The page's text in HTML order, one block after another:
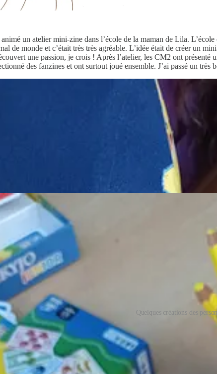
un atelier mini-zine dans l’école de la maman de Lila.
de monde et c’était très très agréable. L’idée était de créer un
une passion, je crois ! Après l’atelier, les CM2 ont
des fanzines et ont surtout joué ensemble. J’ai passé un très
Quelques créations des